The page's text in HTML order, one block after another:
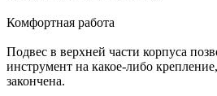
Комфортная работа
Подвес в верхней части корпуса
инструмент на какое-либо
закончена.